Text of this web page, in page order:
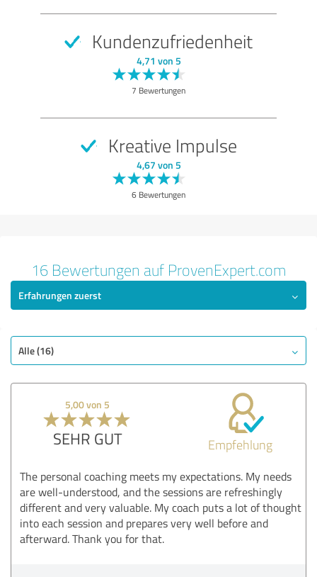
Kundenzufriedenheit
4,71 von 5
7 Bewertungen
Kreative Impulse
4,67 von 5
6 Bewertungen
16 Bewertungen auf ProvenExpert.com
Erfahrungen zuerst
Alle (16)
5,00 von 5
SEHR GUT Empfehlung
The personal coaching meets my expectations. My needs
are well-understood, and the sessions are refreshingly
different and very valuable. My coach puts a lot of thought
into each session and prepares very well before and
afterward. Thank you for that.